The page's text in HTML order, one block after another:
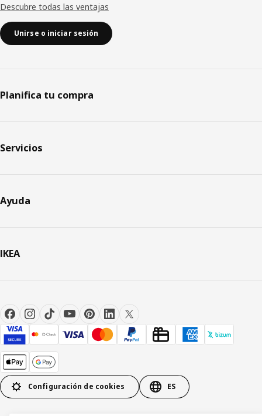
Descubre todas las ventajas
Unirse o iniciar sesión
Planifica tu compra
Servicios
Ayuda
IKEA
Configuración de cookies ES